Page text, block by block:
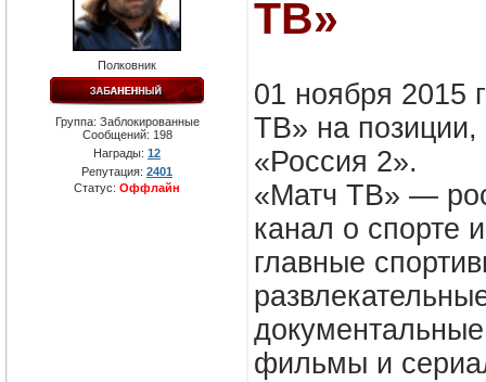
Полковник
Группа: Заблокированные
Сообщений: 198
Награды: 12
Репутация: 2401
Статус: Оффлайн
ТВ»
01 ноября 2015
ТВ» на
«Россия 2».
«Матч ТВ» —
канал о спорте
главные
фильмы и